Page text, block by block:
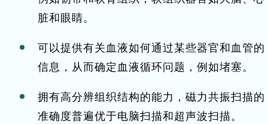
脏和眼睛。
可以提供有关血液如何通过某些器官和血管的
信息，从而确定血液循环问题，例如堵塞。
拥有高分辨组织结构的能力，磁力共振扫描的
准确度普遍优于电脑扫描和超声波扫描。